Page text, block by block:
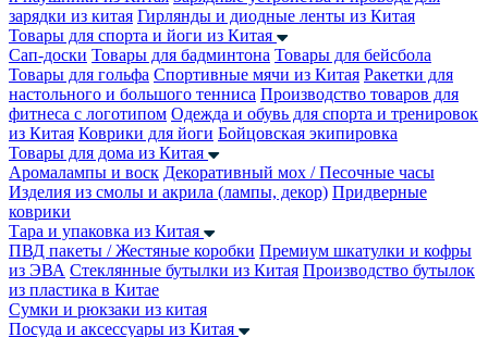
зарядки из китая Гирлянды и диодные ленты из Китая
Товары для спорта и йоги из Китая
Сап-доски Товары для бадминтона Товары для бейсбола
Товары для гольфа Спортивные мячи из Китая Ракетки для
настольного и большого тенниса Производство товаров для
фитнеса с логотипом Одежда и обувь для спорта и тренировок
из Китая Коврики для йоги Бойцовская экипировка
Товары для дома из Китая
Аромалампы и воск Декоративный мох / Песочные часы
Изделия из смолы и акрила (лампы, декор) Придверные
коврики
Тара и упаковка из Китая
ПВД пакеты / Жестяные коробки Премиум шкатулки и кофры
из ЭВА Стеклянные бутылки из Китая Производство бутылок
из пластика в Китае
Сумки и рюкзаки из китая
Посуда и аксессуары из Китая